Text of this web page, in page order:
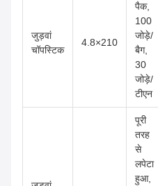
जुड़वां
चॉपस्टिक
4.8×210
पैक,
100
जोड़े/
बैग,
30
जोड़े/
टीएन
पूरी
तरह
से
लपेटा
हुआ,